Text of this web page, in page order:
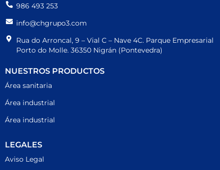
986 493 253
info@chgrupo3.com
Rua do Arroncal, 9 – Vial C – Nave 4C. Parque Empresarial
Porto do Molle. 36350 Nigrán (Pontevedra)
NUESTROS PRODUCTOS
Área sanitaria
Área industrial
Área industrial
LEGALES
Aviso Legal